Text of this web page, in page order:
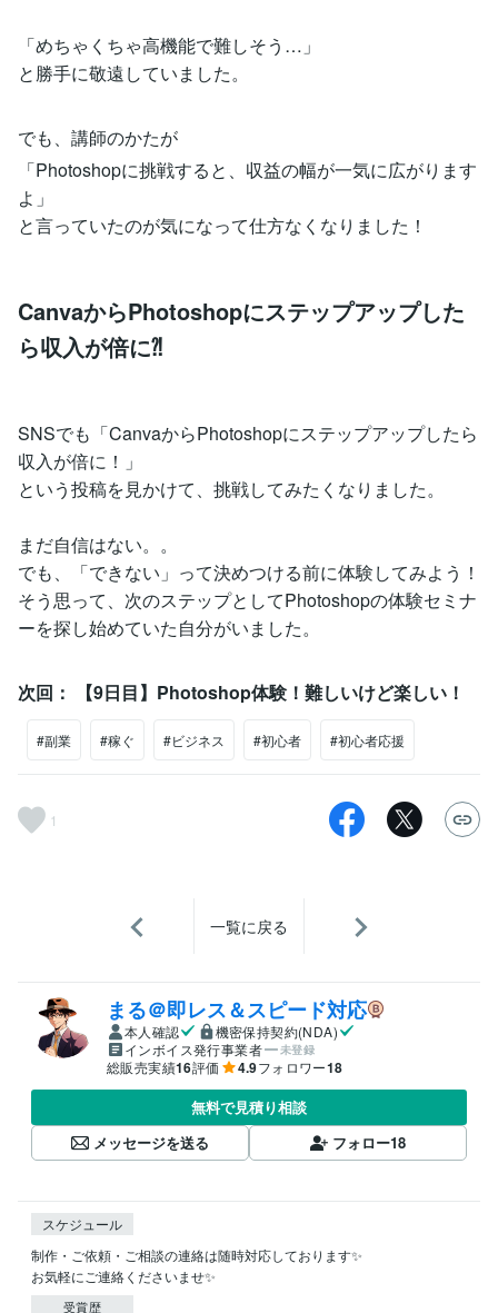
「めちゃくちゃ高機能で難しそう…」
と勝手に敬遠していました。
でも、講師のかたが
「Photoshopに挑戦すると、収益の幅が一気に広がります
よ」
と言っていたのが気になって仕方なくなりました！
CanvaからPhotoshopにステップアップした
ら収入が倍に⁈
SNSでも「CanvaからPhotoshopにステップアップしたら
収入が倍に！」
という投稿を見かけて、挑戦してみたくなりました。
まだ自信はない。。
でも、「できない」って決めつける前に体験してみよう！
そう思って、次のステップとしてPhotoshopの体験セミナ
ーを探し始めていた自分がいました。
次回： 【9日目】Photoshop体験！難しいけど楽しい！
#副業 #稼ぐ #ビジネス #初心者 #初心者応援
1
一覧に戻る
まる＠即レス＆スピード対応
本人確認
機密保持契約(NDA)
インボイス発行事業者
未登録
総販売実績16評価 4.9フォロワー18
無料で見積り相談
メッセージを送る
フォロー18
スケジュール
制作・ご依頼・ご相談の連絡は随時対応しております✨
受賞歴